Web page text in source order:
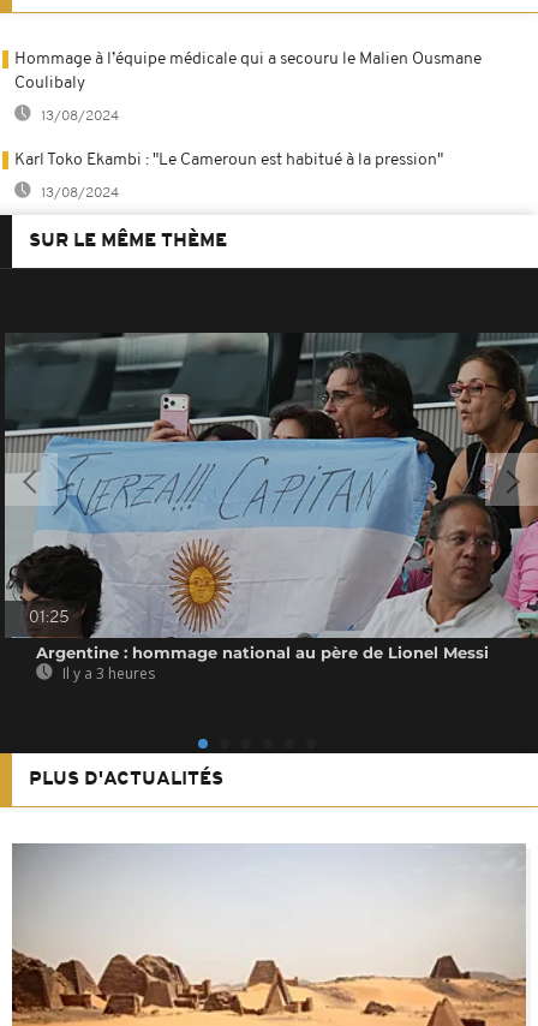
Hommage à l’équipe médicale qui a secouru le Malien Ousmane
Coulibaly
13/08/2024
Karl Toko Ekambi : "Le Cameroun est habitué à la pression"
13/08/2024
SUR LE MÊME THÈME
01:25
Argentine : hommage national au père de Lionel Messi
Il y a 3 heures
PLUS D'ACTUALITÉS